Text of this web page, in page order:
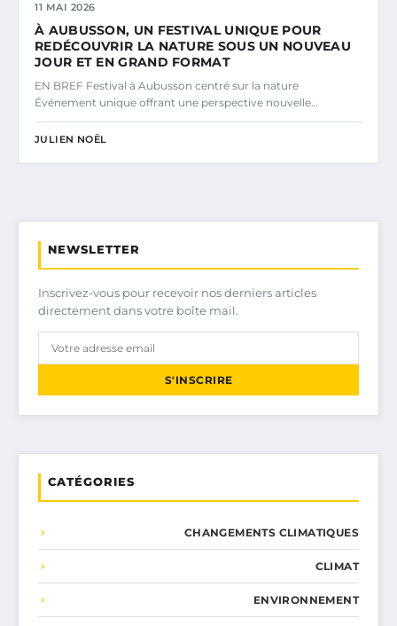
11 MAI 2026
À AUBUSSON, UN FESTIVAL UNIQUE POUR
REDÉCOUVRIR LA NATURE SOUS UN NOUVEAU
JOUR ET EN GRAND FORMAT
EN BREF Festival à Aubusson centré sur la nature
Événement unique offrant une perspective nouvelle…
JULIEN NOËL
NEWSLETTER
Inscrivez-vous pour recevoir nos derniers articles
directement dans votre boîte mail.
S'INSCRIRE
CATÉGORIES
CHANGEMENTS CLIMATIQUES
CLIMAT
ENVIRONNEMENT